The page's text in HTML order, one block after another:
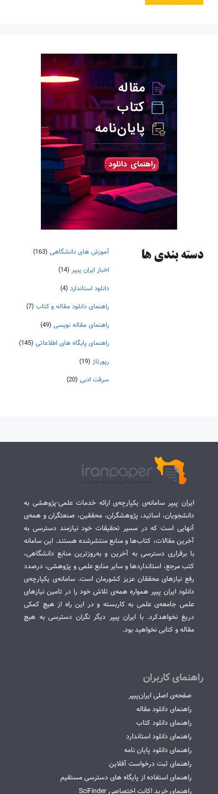
دسته‌ بندی ها آموزش های دانشگاهی (163)
اخبار ایران پیپر (14)
دانلود استاندارد (4)
راهنمای دانلود مقاله و کتاب (7)
راهنمای مقاله نویسی (49)
راهنمای پایگاه های اطلاعاتی (145)
رپورتاژ (19)
سرقت ادبی (20)
ایران پیپر سامانه‌ی یکپارچه‌ی ارائه خدمات علمی-پژوهشی به
دانشجویان، اساتید، پژوهشگران، محققین، صنعتگران و همه‌ی
آنهایی است که در مسیر تحقیقات خود نیازمند دسترسی به
آخرین مقالات، کتاب‌ها و منابع منتشرشده هستند. این سامانه
با برقراری دسترسی به آخرین و به‌روزترین منابع دانشگاهی،
کتب مرجع، استانداردها و سایر منابع علمی و پژوهشی، درصدد
رفع نیازهای محققان عزیز کشورمان است. سامانه‌ی یکپارچه‌ی
دانلود ایران پیپر همواره همه‌ی تلاش خود را در تامین نیازهای
علمی جامعه‌ی علمی به کاربسته و در این راه از هیچ کمکی
دریغ نخواهدکرد. با ایران پیپر دیگر نگران دسترسی به هیچ
مقاله و کتابی نخواهید بود.
راهنمای کاربران
صفحه‌ی اصلی ایران‌پیپر
راهنمای دانلود مقاله
راهنمای دانلود کتاب
راهنمای دانلود استاندارد
راهنمای دانلود پایان نامه
راهنمای ثبت درخواست آفلاین
راهنمای استفاده از پایگاه های دسترسی مستقیم
راهنمای خرید اکانت اختصاصی SciFinder